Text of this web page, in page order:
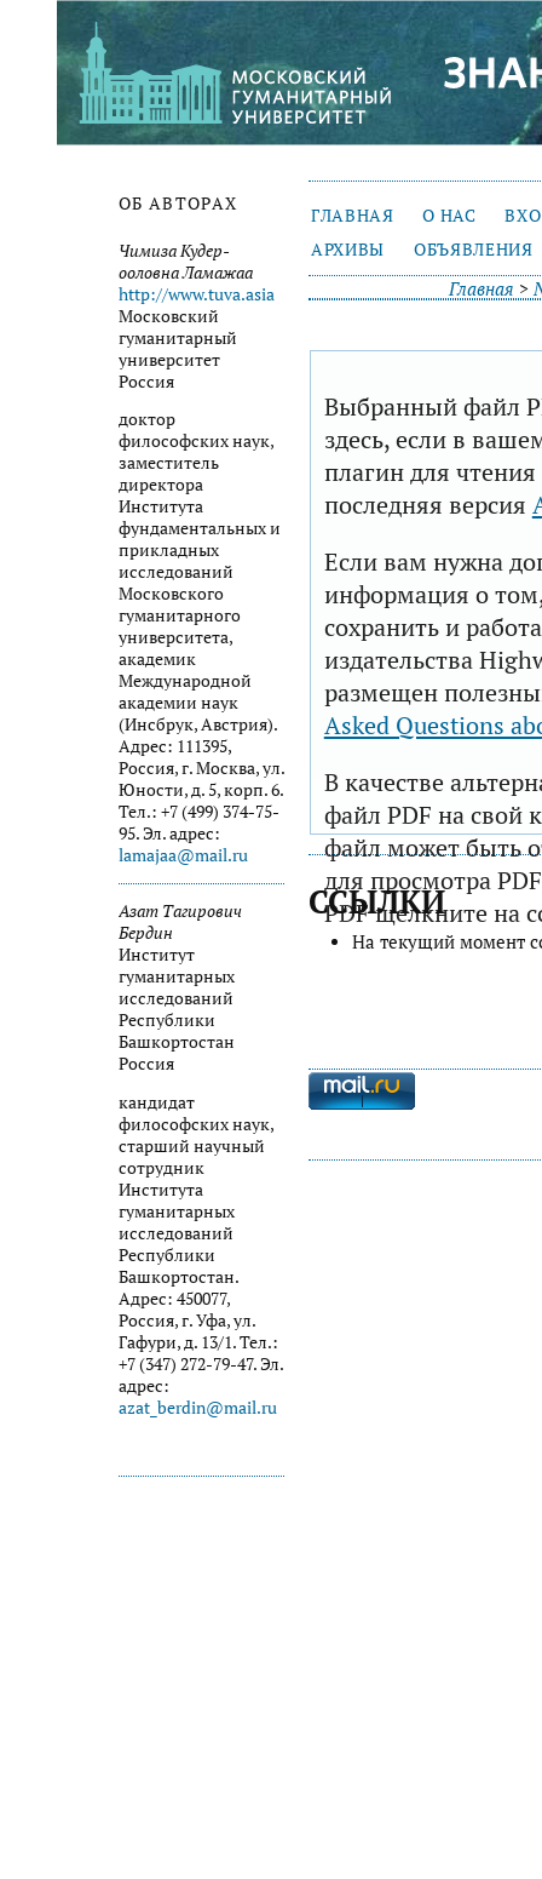
ОБ АВТОРАХ
Чимиза Кудер-
ооловна Ламажаа
http://www.tuva.asia
Московский
гуманитарный
университет
Россия
доктор
философских наук,
заместитель
директора
Института
фундаментальных и
прикладных
исследований
Московского
гуманитарного
университета,
академик
Международной
академии наук
(Инсбрук, Австрия).
Адрес: 111395,
Россия, г. Москва, ул.
Юности, д. 5, корп. 6.
Тел.: +7 (499) 374-75-
95. Эл. адрес:
lamajaa@mail.ru
Азат Тагирович
Бердин
Институт
гуманитарных
исследований
Республики
Башкортостан
Россия
кандидат
философских наук,
старший научный
сотрудник
Института
гуманитарных
исследований
Республики
Башкортостан.
Адрес: 450077,
Россия, г. Уфа, ул.
Гафури, д. 13/1. Тел.:
+7 (347) 272-79-47. Эл.
адрес:
azat_berdin@mail.ru
ГЛАВНАЯ О НАС
АРХИВЫ
ОБЪЯВЛЕНИЯ
Главная >
Выбранный файл
здесь, если в
плагин для
последняя версия
Если вам нужна
информация о том,
сохранить и
издательства
размещен
Asked Questions
В качестве
файл PDF на свой
файл может быть
для просмотра
PDF щелкните на
ССЫЛКИ
На текущий момент